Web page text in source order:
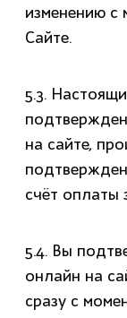
изменению с
Сайте.
5.3.
на сайте,
счёт оплаты
5.4. Вы
онлайн на
сразу с